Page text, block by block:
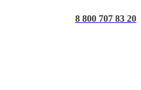
8 800 707 83 20